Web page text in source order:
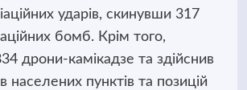
ударів, скинувши 317
бомб. Крім того,
дрони-камікадзе та здійснив
населених пунктів та позицій